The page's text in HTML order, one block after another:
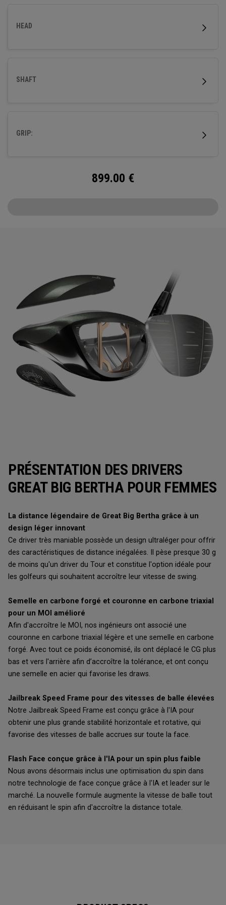
HEAD
SHAFT
GRIP:
899.00 €
PRÉSENTATION DES DRIVERS
GREAT BIG BERTHA POUR FEMMES
La distance légendaire de Great Big Bertha grâce à un
design léger innovant
Ce driver très maniable possède un design ultraléger pour offrir
des caractéristiques de distance inégalées. Il pèse presque 30 g
de moins qu'un driver du Tour et constitue l'option idéale pour
les golfeurs qui souhaitent accroître leur vitesse de swing.
Semelle en carbone forgé et couronne en carbone triaxial
pour un MOI amélioré
Afin d'accroître le MOI, nos ingénieurs ont associé une
couronne en carbone triaxial légère et une semelle en carbone
forgé. Avec tout ce poids économisé, ils ont déplacé le CG plus
bas et vers l'arrière afin d’accroître la tolérance, et ont conçu
une semelle en acier qui favorise les draws.
Jailbreak Speed Frame pour des vitesses de balle élevées
Notre Jailbreak Speed Frame est conçu grâce à l'IA pour
obtenir une plus grande stabilité horizontale et rotative, qui
favorise des vitesses de balle accrues sur toute la face.
Flash Face conçue grâce à l'IA pour un spin plus faible
Nous avons désormais inclus une optimisation du spin dans
notre technologie de face conçue grâce à l'IA et leader sur le
marché. La nouvelle formule augmente la vitesse de balle tout
en réduisant le spin afin d'accroître la distance totale.